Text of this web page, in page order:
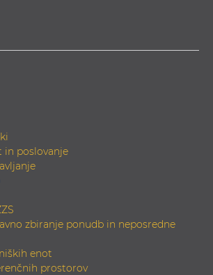
in poslovanje
zbiranje ponudb in neposredne
enot
prostorov